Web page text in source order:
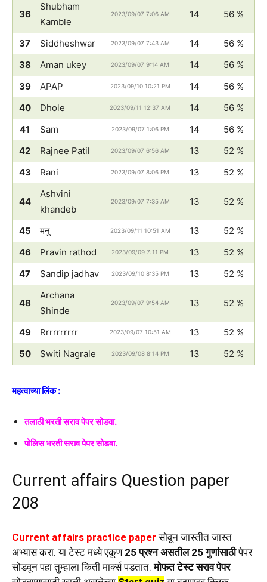
36
Shubham
Kamble
2023/09/07 7:06 AM 14 56 %
37 Siddheshwar 2023/09/07 7:43 AM 14
56 %
38
Aman ukey 2023/09/07 9:14 AM 14
56 %
39
APAP 2023/09/10 10:21 PM 14
56 %
40
Dhole 2023/09/11 12:37 AM 14
56 %
41
Sam 2023/09/07 1:06 PM 14
56 %
42
Rajnee Patil 2023/09/07 6:56 AM 13
52 %
43
Rani 2023/09/07 8:06 PM 13 52 %
44
Ashvini
khandeb
2023/09/07 7:35 AM 13 52 %
45 मनु 2023/09/11 10:51 AM 13
52 %
46
Pravin rathod 2023/09/09 7:11 PM 13
52 %
47
Sandip jadhav 2023/09/10 8:35 PM 13 52 %
48
Archana
Shinde
2023/09/07 9:54 AM 13 52 %
49 Rrrrrrrrrr 2023/09/07 10:51 AM 13
52 %
50
Switi Nagrale 2023/09/08 8:14 PM 13 52 %
महत्वाच्या लिंक :
तलाठी भरती सराव पेपर सोडवा.
पोलिस भरती सराव पेपर सोडवा.
Current affairs Question paper
208
Current affairs practice paper सोवून जास्तीत जास्त
अभ्यास करा. या टेस्ट मध्ये एकूण 25 प्रश्न असतील 25 गुणांसाठीपेपर
सोडवून पहा तुम्हाला किती मार्क्स पडतात.मोफत टेस्ट सराव पेपर